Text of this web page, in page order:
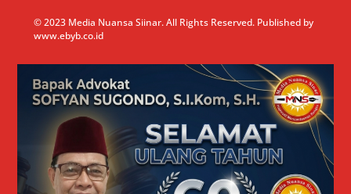
© 2023 Media Nuansa Siinar. All Rights Reserved. Published by
www.ebyb.co.id